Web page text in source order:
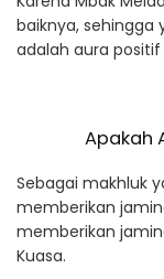
baiknya, sehingga
adalah aura
Apakah
Sebagai makhluk
memberikan
memberikan
Kuasa.